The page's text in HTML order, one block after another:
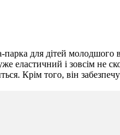
для дітей молодшого
еластичний і зовсім не
Крім того, він